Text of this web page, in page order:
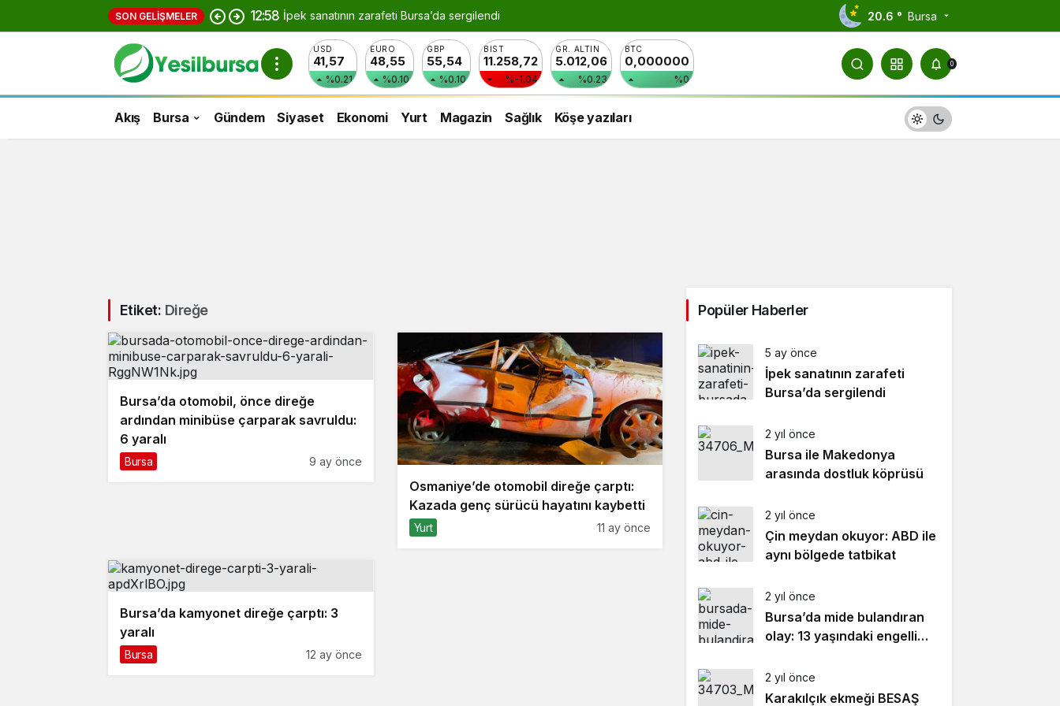
SON GELIŞMELER 12:58 İpek sanatının zarafeti Bursa’da sergilendi 20.6 ° Bursa
USD
41,57
%0.21
EURO
48,55
%0.10
GBP
55,54
%0.10
BIST
11.258,72
%-1.04
GR. ALTIN
5.012,06
%0.23
BTC
0,000000
%0
0
Akış Bursa Gündem Siyaset Ekonomi Yurt Magazin Sağlık Köşe yazıları
Etiket: Direğe
Bursa’da otomobil, önce direğe
ardından minibüse çarparak savruldu:
6 yaralı
Bursa 9 ay önce
Osmaniye’de otomobil direğe çarptı:
Kazada genç sürücü hayatını kaybetti
Yurt 11 ay önce
Bursa’da kamyonet direğe çarptı: 3
yaralı
Bursa 12 ay önce
Popüler Haberler
5 ay önce
İpek sanatının zarafeti
Bursa’da sergilendi
2 yıl önce
Bursa ile Makedonya
arasında dostluk köprüsü
2 yıl önce
Çin meydan okuyor: ABD ile
aynı bölgede tatbikat
2 yıl önce
Bursa’da mide bulandıran
olay: 13 yaşındaki engelli
2 yıl önce
Karakılçık ekmeği BESAŞ